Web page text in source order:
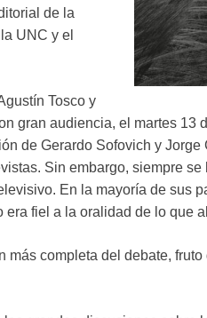
de la
UNC y el
Tosco y
gran audiencia, el martes 13
de Gerardo Sofovich y
Sin embargo, siempre
En la mayoría de sus
fiel a la oralidad de lo que
completa del debate,